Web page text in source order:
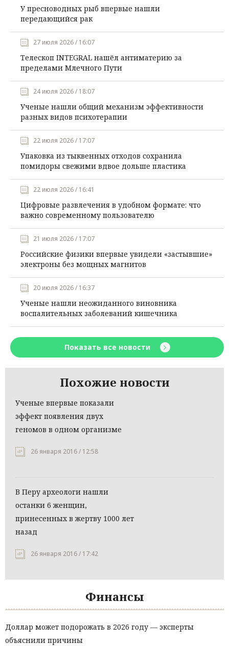
У пресноводных рыб впервые нашли
передающийся рак
27 июля 2026 / 16:07
Телескоп INTEGRAL нашёл антиматерию за
пределами Млечного Пути
24 июля 2026 / 18:07
Ученые нашли общий механизм эффективности
разных видов психотерапии
22 июля 2026 / 17:07
Упаковка из тыквенных отходов сохранила
помидоры свежими вдвое дольше пластика
22 июля 2026 / 16:41
Цифровые развлечения в удобном формате: что
важно современному пользователю
21 июля 2026 / 17:07
Российские физики впервые увидели «застывшие»
электроны без мощных магнитов
20 июля 2026 / 16:37
Ученые нашли неожиданного виновника
воспалительных заболеваний кишечника
Показать все новости
Похожие новости
Ученые впервые показали
эффект появления двух
геномов в одном организме
26 января 2016 / 12:58
В Перу археологи нашли
останки 6 женщин,
принесенных в жертву 1000 лет
назад
26 января 2016 / 17:42
Финансы
Доллар может подорожать в 2026 году — эксперты
объяснили причины